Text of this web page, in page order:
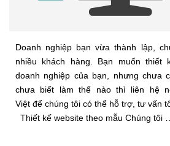
Doanh nghiệp bạn vừa thành lập,
nhiều khách hàng. Bạn muốn thiết
doanh nghiệp của bạn, nhưng chưa
chưa biết làm thế nào thì liên hệ
Việt để chúng tôi có thể hỗ trợ, tư vấn
Thiết kế website theo mẫu Chúng tôi …